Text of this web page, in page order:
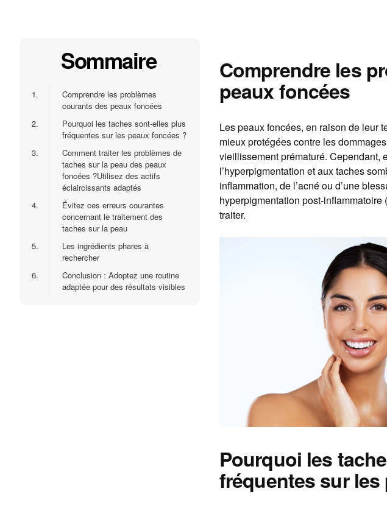
Sommaire
1.
Comprendre les problèmes
courants des peaux foncées
2.
Pourquoi les taches sont-elles plus
fréquentes sur les peaux foncées ?
3.
Comment traiter les problèmes de
taches sur la peau des peaux
foncées ?Utilisez des actifs
éclaircissants adaptés
4.
Évitez ces erreurs courantes
concernant le traitement des
taches sur la peau
5.
Les ingrédients phares à
rechercher
6.
Conclusion : Adoptez une routine
adaptée pour des résultats visibles
Comprendre les
peaux foncées
Les peaux foncées, en raison de leur
mieux protégées contre les
vieillissement prématuré. Cependant,
l’hyperpigmentation et aux taches
inflammation, de l’acné ou d’une
hyperpigmentation post-
traiter.
Pourquoi les
fréquentes sur